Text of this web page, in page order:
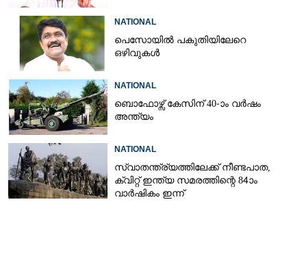
NATIONAL
പെസോയിൽ പകുതിയിലേറെ
ഒഴിവുകൾ
NATIONAL
ബൊഫോഴ്സ് കേസിന് 40-ാം വ‌ർഷം
അന്ത്യം
NATIONAL
സ്വാതന്ത്ര്യത്തിലേക്ക് നീണ്ടപാത,
ക്വിറ്റ് ഇന്ത്യ സമരത്തിന്റെ 84ാം
വാർഷികം ഇന്ന്